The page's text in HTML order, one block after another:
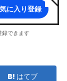
に入り登録
録できます
はてブ